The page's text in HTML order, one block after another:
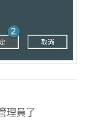
理員了